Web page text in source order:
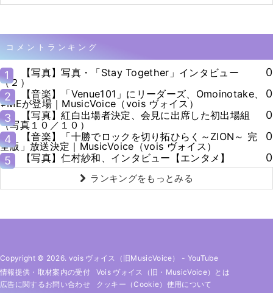
コメントランキング
1
【写真】写真・「Stay Together」インタビュー
（２）
0
2
【音楽】「Venue101」にリーダーズ、Omoinotake、
≠MEが登場｜MusicVoice（vois ヴォイス）
0
3
【写真】紅白出場者決定、会見に出席した初出場組
（写真１０／１０）
0
4
【音楽】「十勝でロックを切り拓ひらく～ZION～ 完
全版」放送決定｜MusicVoice（vois ヴォイス）
0
5
【写真】仁村紗和、インタビュー【エンタメ】 0
ランキングをもっとみる
Copyright © 2026. vois ヴォイス（旧MusicVoice） - YouTube
情報提供・取材案内の受付
Vois ヴォイス（旧・MusicVoice）とは
広告に関するお問い合わせ
クッキー（cookie）使用について